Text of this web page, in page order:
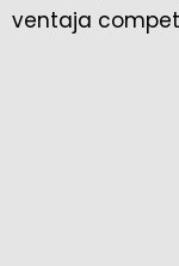
ventaja